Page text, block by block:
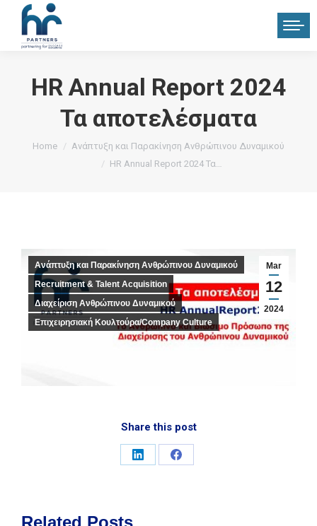
HR Annual Report 2024
Τα αποτελέσματα
You are here:
Home
Ανάπτυξη και Παρακίνηση Ανθρώπινου Δυναμικού
HR Annual Report 2024 Τα…
Mar
12
2024
Ανάπτυξη και Παρακίνηση Ανθρώπινου Δυναμικού
Recruitment & Talent Acquisition
Διαχείριση Ανθρώπινου Δυναμικού
Επιχειρησιακή Κουλτούρα/Company Culture
Share this post
Share
Share
Related Posts